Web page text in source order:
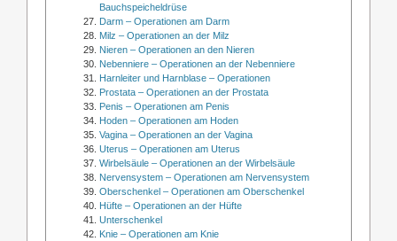
Bauchspeicheldrüse
Darm – Operationen am Darm
Milz – Operationen an der Milz
Nieren – Operationen an den Nieren
Nebenniere – Operationen an der Nebenniere
Harnleiter und Harnblase – Operationen
Prostata – Operationen an der Prostata
Penis – Operationen am Penis
Hoden – Operationen am Hoden
Vagina – Operationen an der Vagina
Uterus – Operationen am Uterus
Wirbelsäule – Operationen an der Wirbelsäule
Nervensystem – Operationen am Nervensystem
Oberschenkel – Operationen am Oberschenkel
Hüfte – Operationen an der Hüfte
Unterschenkel
Knie – Operationen am Knie